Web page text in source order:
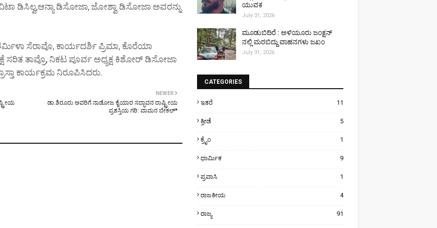
ಡಿಸಿಲ್ವ,ಆನ್ಯಾ ಡಿಸೋಜಾ, ಜೋಶ್ವಾ ಡಿಸೋಜಾ ಅವರನ್ನು
ಸೆರಾವೊ, ಕಾರ್ಯದರ್ಶಿ ಪ್ರಿಮಾ, ಕೊರೆಯಾ
ಸರಿತ ತಾವ್ರೊ, ನಿಕಟ ಪೂರ್ವ ಅಧ್ಯಕ್ಷ ಕಿಶೋರ್ ಡಿಸೋಜಾ
ಕಾರ್ಯಕ್ರಮ ನಿರೂಪಿಸಿದರು.
NEWER
ಡಾ.ಶಿರೂರು ಅವರಿಗೆ ನಾಡೋಜ ಕೈಯಾರ ಸದ್ಭಾವನ ರಾಷ್ಟ್ರೀಯ
ಪ್ರಶಸ್ತಿಯ ಗರಿ: ವಾಮನ ಬೇಕಲ್*
ಯುವಕ
July 31, 2026
ಮೂಡುಬಿದಿರೆ : ಅಳಿಯೂರು ಜಂಕ್ಷನ್
ನಲ್ಲಿ ಮರಬಿದ್ದು ವಾಹನಗಳು ಜಖಂ
July 31, 2026
CATEGORIES
ಇತರೆ 11
ಕ್ರೀಡೆ 5
ಕ್ರೈಂ 1
ಧಾರ್ಮಿಕ 9
ಪ್ರವಾಸಿ 1
ರಾಜಕೀಯ 4
ರಾಜ್ಯ 91